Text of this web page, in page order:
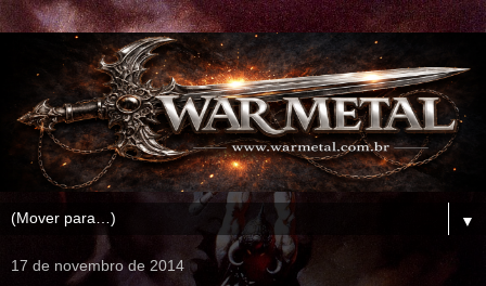
▼
17 de novembro de 2014